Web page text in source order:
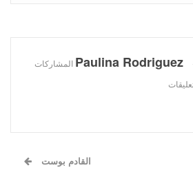
Paulina Rodriguez
القادم بوست